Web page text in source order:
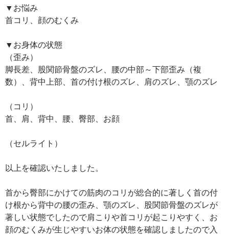
▼お悩み
首コリ、顔のむくみ
▼お身体の状態
（歪み）
脚長差、股関節骨盤のズレ、腰の中部～下部歪み（複
数）、背中上部、首の付け根のズレ、肩のズレ、顎のズレ
（コリ）
首、肩、背中、腰、臀部、お顔
（セルライト）
以上を確認いたしました。
首から臀部にかけての筋肉のコリが総合的に著しく首の付
け根から背中の腰の歪み、顎のズレ、股関節骨盤のズレが
著しい状態でしたので肩こりや首コリが起こりやすく、お
顔のむくみが生じやすいお体の状態を確認しましたので入